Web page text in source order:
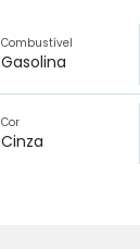
Combustível
Gasolina
Cor
Cinza